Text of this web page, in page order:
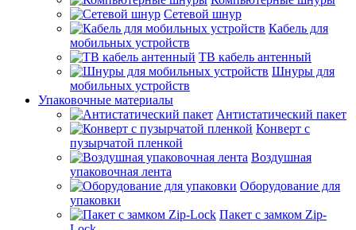
Сетевой шнур
Кабель для
мобильных устройств
ТВ кабель антенный
Шнуры для
мобильных устройств
Упаковочные материалы
Антистатический пакет
Конверт с
пузырчатой пленкой
Воздушная
упаковочная лента
Оборудование для
упаковки
Пакет с замком Zip-